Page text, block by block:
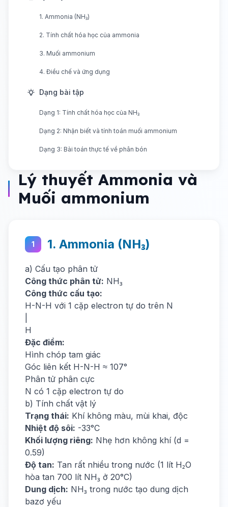
1. Ammonia (NH₃)
2. Tính chất hóa học của ammonia
3. Muối ammonium
4. Điều chế và ứng dụng
Dạng bài tập
Dạng 1: Tính chất hóa học của NH₃
Dạng 2: Nhận biết và tính toán muối ammonium
Dạng 3: Bài toán thực tế về phân bón
Lý thuyết Ammonia và
Muối ammonium
1 1. Ammonia (NH₃)
a) Cấu tạo phân tử
Công thức phân tử: NH₃
Công thức cấu tạo:
H-N-H với 1 cặp electron tự do trên N
H
Đặc điểm:
Hình chóp tam giác
Góc liên kết H-N-H ≈ 107°
Phân tử phân cực
N có 1 cặp electron tự do
b) Tính chất vật lý
Trạng thái: Khí không màu, mùi khai, độc
Nhiệt độ sôi: -33°C
Khối lượng riêng: Nhẹ hơn không khí (d =
0.59)
Độ tan: Tan rất nhiều trong nước (1 lít H₂O
hòa tan 700 lít NH₃ ở 20°C)
Dung dịch: NH₃ trong nước tạo dung dịch
bazơ yếu